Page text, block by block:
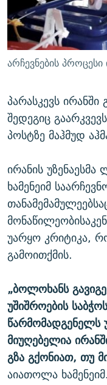
ᲛᲝᲚᲐᲞᲐᲠᲐᲙᲔ
ᲨᲘᲜ - ᲣᲪᲮᲝᲔᲗᲨᲘ
ᲚᲘᲢᲔᲠᲐᲢᲣᲠᲣᲚᲘ
ᲘᲛᲞᲔᲠᲘᲐ ᲓᲐ ᲠᲐᲓᲘᲝ
ᲩᲔᲛᲘ ᲡᲘᲙᲕᲓᲘᲚᲘᲡ
11 ᲬᲔᲚᲘ - 11 ᲐᲛᲑᲐᲕᲘ
ᲡᲐᲞᲐᲠᲚᲐᲛᲔᲜᲢᲝ
5 ᲐᲛᲑᲐᲕᲘ - 20
ᲐᲒᲕᲘᲡᲢᲝᲡ ᲝᲛᲘ
ПРИВЕТ ᲙᲣᲚᲢᲣᲠᲐ
ᲒᲐᲛᲝᲘᲬᲔᲠᲔ
რთე/რთ-ის
არჩევნების პროცესი
პარასკევს
შედეგიც
პოსტზე მაჰმუდ
ირანის
ხამენეიმ
უარყო კრიტიკა,
გამოითქმის.
„ბოლოხანს
უშიშროების
წარმომადგენელს
მიუღებელია
გზა გქონიათ, თუ
აიათოლა ხამენეიმ.